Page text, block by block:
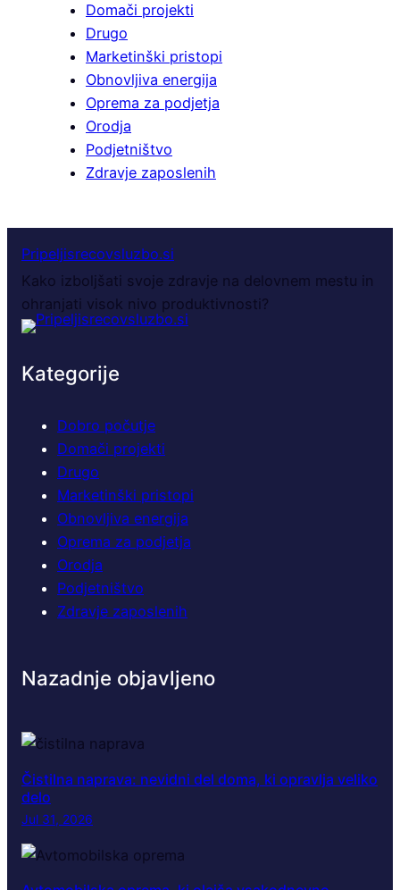
Domači projekti
Drugo
Marketinški pristopi
Obnovljiva energija
Oprema za podjetja
Orodja
Podjetništvo
Zdravje zaposlenih
Pripeljisrecovsluzbo.si
Kako izboljšati svoje zdravje na delovnem mestu in
ohranjati visok nivo produktivnosti?
Kategorije
Dobro počutje
Domači projekti
Drugo
Marketinški pristopi
Obnovljiva energija
Oprema za podjetja
Orodja
Podjetništvo
Zdravje zaposlenih
Nazadnje objavljeno
Čistilna naprava: nevidni del doma, ki opravlja veliko
delo
Jul 31, 2026